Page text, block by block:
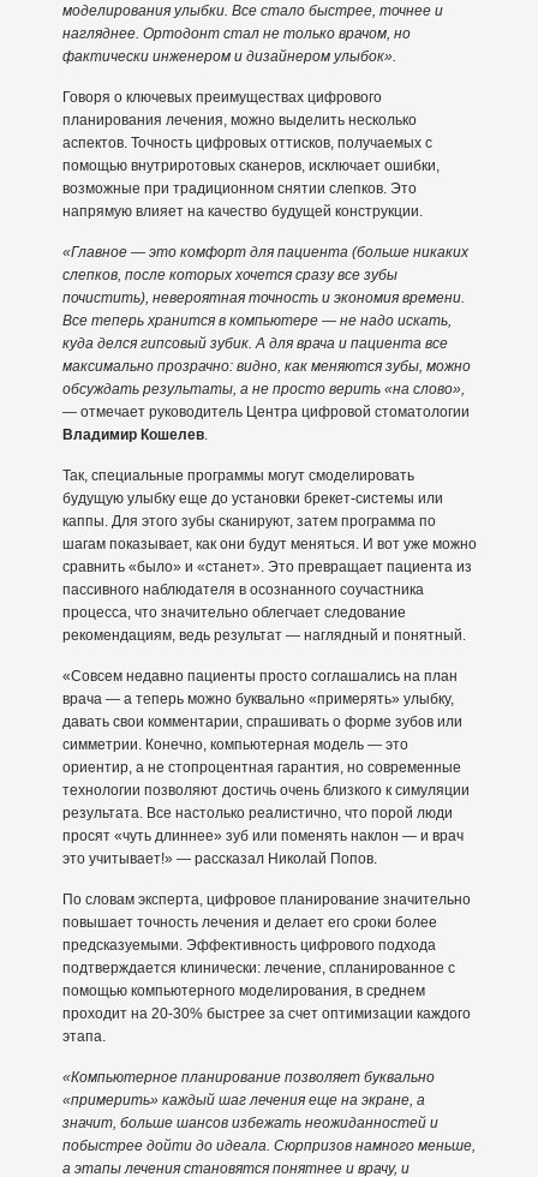
моделирования улыбки. Все стало быстрее, точнее и
нагляднее. Ортодонт стал не только врачом, но
фактически инженером и дизайнером улыбок».
Говоря о ключевых преимуществах цифрового
планирования лечения, можно выделить несколько
аспектов. Точность цифровых оттисков, получаемых с
помощью внутриротовых сканеров, исключает ошибки,
возможные при традиционном снятии слепков. Это
напрямую влияет на качество будущей конструкции.
«Главное — это комфорт для пациента (больше никаких
слепков, после которых хочется сразу все зубы
почистить), невероятная точность и экономия времени.
Все теперь хранится в компьютере — не надо искать,
куда делся гипсовый зубик. А для врача и пациента все
максимально прозрачно: видно, как меняются зубы, можно
обсуждать результаты, а не просто верить «на слово»,
— отмечает руководитель Центра цифровой стоматологии
Владимир Кошелев.
Так, специальные программы могут смоделировать
будущую улыбку еще до установки брекет-системы или
каппы. Для этого зубы сканируют, затем программа по
шагам показывает, как они будут меняться. И вот уже можно
сравнить «было» и «станет». Это превращает пациента из
пассивного наблюдателя в осознанного соучастника
процесса, что значительно облегчает следование
рекомендациям, ведь результат — наглядный и понятный.
«Совсем недавно пациенты просто соглашались на план
врача — а теперь можно буквально «примерять» улыбку,
давать свои комментарии, спрашивать о форме зубов или
симметрии. Конечно, компьютерная модель — это
ориентир, а не стопроцентная гарантия, но современные
технологии позволяют достичь очень близкого к симуляции
результата. Все настолько реалистично, что порой люди
просят «чуть длиннее» зуб или поменять наклон — и врач
это учитывает!» — рассказал Николай Попов.
По словам эксперта, цифровое планирование значительно
повышает точность лечения и делает его сроки более
предсказуемыми. Эффективность цифрового подхода
подтверждается клинически: лечение, спланированное с
помощью компьютерного моделирования, в среднем
проходит на 20-30% быстрее за счет оптимизации каждого
этапа.
«Компьютерное планирование позволяет буквально
«примерить» каждый шаг лечения еще на экране, а
значит, больше шансов избежать неожиданностей и
побыстрее дойти до идеала. Сюрпризов намного меньше,
а этапы лечения становятся понятнее и врачу, и